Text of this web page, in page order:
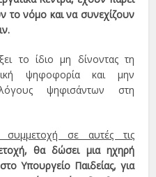
νόμο και να συνεχίζουν
το ίδιο μη δίνοντας τη
ψηφοφορία και μην
ψηφισάντων στη
συμμετοχή σε αυτές τις
θα δώσει μια ηχηρή
Υπουργείο Παιδείας, για